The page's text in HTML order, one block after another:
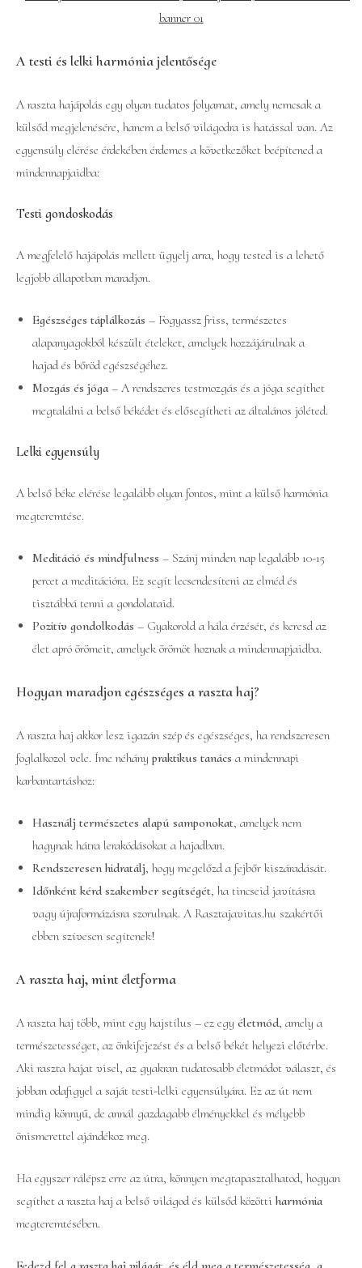
A testi és lelki harmónia jelentősége
A raszta hajápolás egy olyan tudatos folyamat, amely nemcsak a
külsőd megjelenésére, hanem a belső világodra is hatással van. Az
egyensúly elérése érdekében érdemes a következőket beépítened a
mindennapjaidba:
Testi gondoskodás
A megfelelő hajápolás mellett ügyelj arra, hogy tested is a lehető
legjobb állapotban maradjon.
Egészséges táplálkozás – Fogyassz friss, természetes
alapanyagokból készült ételeket, amelyek hozzájárulnak a
hajad és bőröd egészségéhez.
Mozgás és jóga – A rendszeres testmozgás és a jóga segíthet
megtalálni a belső békédet és elősegítheti az általános jóléted.
Lelki egyensúly
A belső béke elérése legalább olyan fontos, mint a külső harmónia
megteremtése.
Meditáció és mindfulness – Szánj minden nap legalább 10-15
percet a meditációra. Ez segít lecsendesíteni az elméd és
tisztábbá tenni a gondolataid.
Pozitív gondolkodás – Gyakorold a hála érzését, és keresd az
élet apró örömeit, amelyek örömöt hoznak a mindennapjaidba.
Hogyan maradjon egészséges a raszta haj?
A raszta haj akkor lesz igazán szép és egészséges, ha rendszeresen
foglalkozol vele. Íme néhány praktikus tanács a mindennapi
karbantartáshoz:
Használj természetes alapú samponokat, amelyek nem
hagynak hátra lerakódásokat a hajadban.
Rendszeresen hidratálj, hogy megelőzd a fejbőr kiszáradását.
Időnként kérd szakember segítségét, ha tincseid javításra
vagy újraformázásra szorulnak. A Rasztajavitas.hu szakértői
ebben szívesen segítenek!
A raszta haj, mint életforma
A raszta haj több, mint egy hajstílus – ez egy életmód, amely a
természetességet, az önkifejezést és a belső békét helyezi előtérbe.
Aki raszta hajat visel, az gyakran tudatosabb életmódot választ, és
jobban odafigyel a saját testi-lelki egyensúlyára. Ez az út nem
mindig könnyű, de annál gazdagabb élményekkel és mélyebb
önismerettel ajándékoz meg.
Ha egyszer rálépsz erre az útra, könnyen megtapasztalhatod, hogyan
segíthet a raszta haj a belső világod és külsőd közötti harmónia
megteremtésében.